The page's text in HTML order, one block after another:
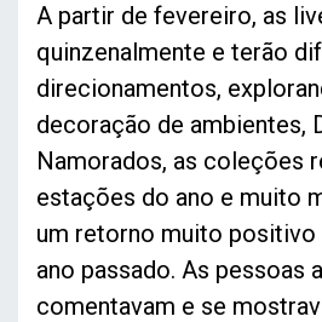
A partir de fevereiro, as
quinzenalmente e terão
direcionamentos,
decoração de ambientes,
Namorados, as coleções
estações do ano e muito
um retorno muito positivo
ano passado. As pessoas
comentavam e se